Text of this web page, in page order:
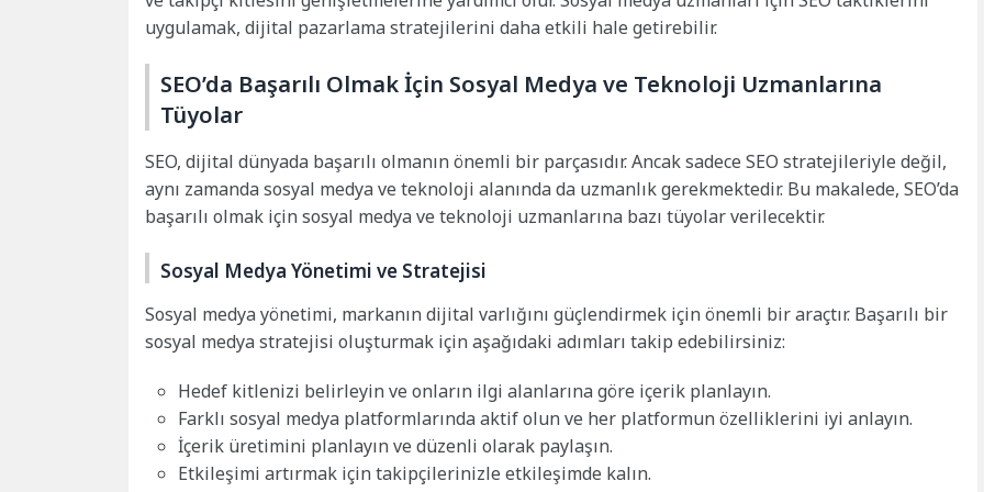
uygulamak, dijital pazarlama stratejilerini daha etkili hale getirebilir.
SEO’da Başarılı Olmak İçin Sosyal Medya ve Teknoloji Uzmanlarına
Tüyolar
SEO, dijital dünyada başarılı olmanın önemli bir parçasıdır. Ancak sadece SEO stratejileriyle değil,
aynı zamanda sosyal medya ve teknoloji alanında da uzmanlık gerekmektedir. Bu makalede, SEO’da
başarılı olmak için sosyal medya ve teknoloji uzmanlarına bazı tüyolar verilecektir.
Sosyal Medya Yönetimi ve Stratejisi
Sosyal medya yönetimi, markanın dijital varlığını güçlendirmek için önemli bir araçtır. Başarılı bir
sosyal medya stratejisi oluşturmak için aşağıdaki adımları takip edebilirsiniz:
Hedef kitlenizi belirleyin ve onların ilgi alanlarına göre içerik planlayın.
Farklı sosyal medya platformlarında aktif olun ve her platformun özelliklerini iyi anlayın.
İçerik üretimini planlayın ve düzenli olarak paylaşın.
Etkileşimi artırmak için takipçilerinizle etkileşimde kalın.